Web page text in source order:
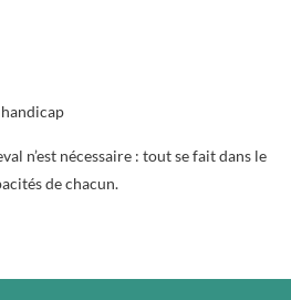
n’est nécessaire : tout se fait dans le
de chacun.